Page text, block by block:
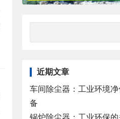
近期文章
车间除尘器：工业环境
备
锅炉除尘器：工业环保